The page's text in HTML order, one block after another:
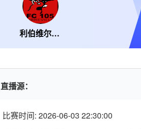
利伯维尔105FC
直播源：
比赛时间: 2026-06-03 22:30:00